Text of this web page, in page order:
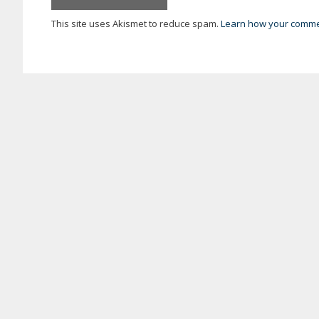
This site uses Akismet to reduce spam. Learn how your